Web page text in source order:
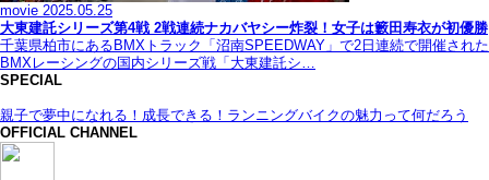
movie 2025.05.25
大東建託シリーズ第4戦 2戦連続ナカバヤシー炸裂！女子は籔田寿衣が初優勝
千葉県柏市にあるBMXトラック「沼南SPEEDWAY」で2日連続で開催された
BMXレーシングの国内シリーズ戦「大東建託シ…
SPECIAL
親子で夢中になれる！成長できる！ランニングバイクの魅力って何だろう
OFFICIAL CHANNEL